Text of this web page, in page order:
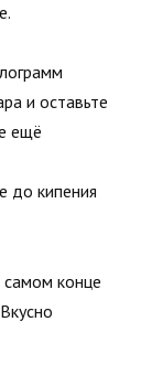
и оставьте
ещё
до кипения
конце